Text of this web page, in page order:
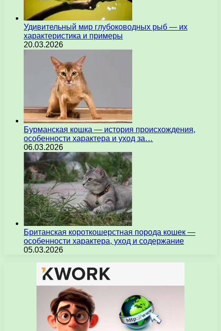
Удивительный мир глубоководных рыб — их
характеристика и примеры
20.03.2026
Бурманская кошка — история происхождения,
особенности характера и уход за…
06.03.2026
Британская короткошерстная порода кошек —
особенности характера, уход и содержание
05.03.2026